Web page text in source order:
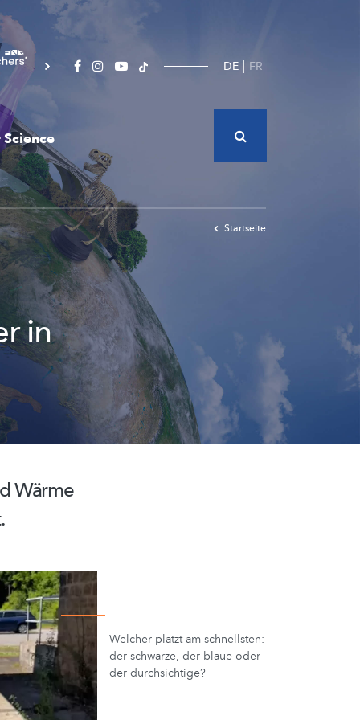
DE FR
Startseite
in
Wärme
Welcher platzt am schnellsten:
der schwarze, der blaue oder
der durchsichtige?